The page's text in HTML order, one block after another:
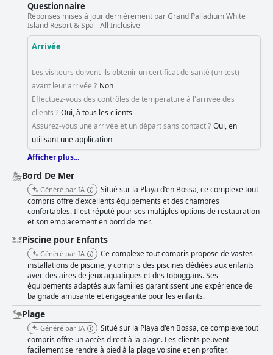
Questionnaire
Réponses mises à jour dernièrement par Grand Palladium White
Island Resort & Spa - All Inclusive
Arrivée
Les visiteurs doivent-ils obtenir un certificat de santé (un test)
avant leur arrivée ? Non
Effectuez-vous des contrôles de température à l'arrivée des
clients ? Oui, à tous les clients
Assurez-vous une arrivée et un départ sans contact ? Oui, en
utilisant une application
Afficher plus...
Bord De Mer
Généré par IA
Situé sur la Playa d'en Bossa, ce complexe tout
compris offre d'excellents équipements et des chambres
confortables. Il est réputé pour ses multiples options de restauration
et son emplacement en bord de mer.
Piscine pour Enfants
Généré par IA
Ce complexe tout compris propose de vastes
installations de piscine, y compris des piscines dédiées aux enfants
avec des aires de jeux aquatiques et des toboggans. Ses
équipements adaptés aux familles garantissent une expérience de
baignade amusante et engageante pour les enfants.
Plage
Généré par IA
Situé sur la Playa d'en Bossa, ce complexe tout
compris offre un accès direct à la plage. Les clients peuvent
facilement se rendre à pied à la plage voisine et en profiter.